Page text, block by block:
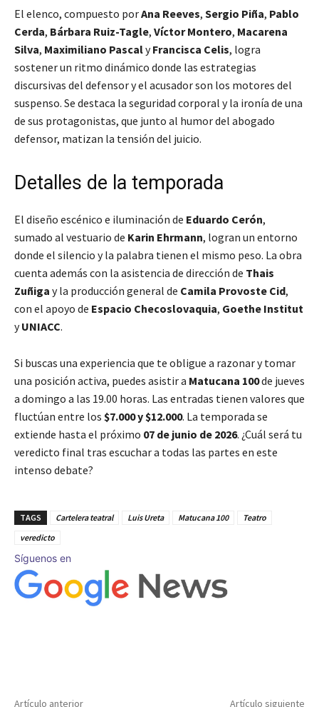
El elenco, compuesto porAna Reeves, Sergio Piña, Pablo
Cerda, Bárbara Ruiz-Tagle, Víctor Montero, Macarena
Silva, Maximiliano PascalyFrancisca Celis, logra
sostener un ritmo dinámico donde las estrategias
discursivas del defensor y el acusador son los motores del
suspenso. Se destaca la seguridad corporal y la ironía de una
de sus protagonistas, que junto al humor del abogado
defensor, matizan la tensión del juicio.
Detalles de la temporada
El diseño escénico e iluminación de Eduardo Cerón,
sumado al vestuario de Karin Ehrmann, logran un entorno
donde el silencio y la palabra tienen el mismo peso. La obra
cuenta además con la asistencia de dirección de Thais
Zuñiga y la producción general de Camila Provoste Cid,
con el apoyo de Espacio Checoslovaquia, Goethe Institut
yUNIACC.
Si buscas una experiencia que te obligue a razonar y tomar
una posición activa, puedes asistir a Matucana 100de jueves
a domingo a las 19.00 horas. Las entradas tienen valores que
fluctúan entre los $7.000 y $12.000. La temporada se
extiende hasta el próximo 07 de junio de 2026. ¿Cuál será tu
veredicto final tras escuchar a todas las partes en este
intenso debate?
TAGS Cartelera teatral Luis Ureta Matucana 100
Teatro
veredicto
Síguenos en
Artículo anterior Artículo siguiente